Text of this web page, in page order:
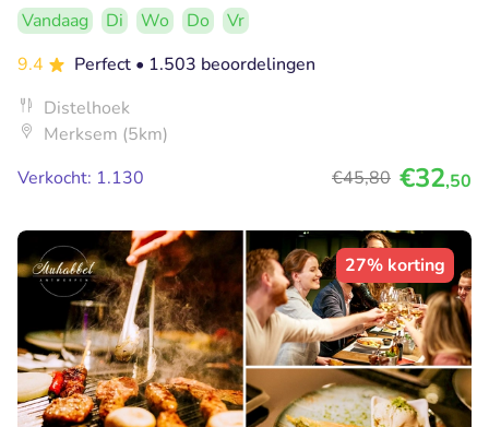
Vandaag Di Wo Do
Vr
9.4
Perfect • 1.503 beoordelingen
Distelhoek
Merksem (5km)
Verkocht: 1.130
€45,80 €32,50
27% korting